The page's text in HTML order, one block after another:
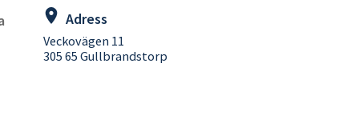
Adress
Veckovägen 11
305 65 Gullbrandstorp